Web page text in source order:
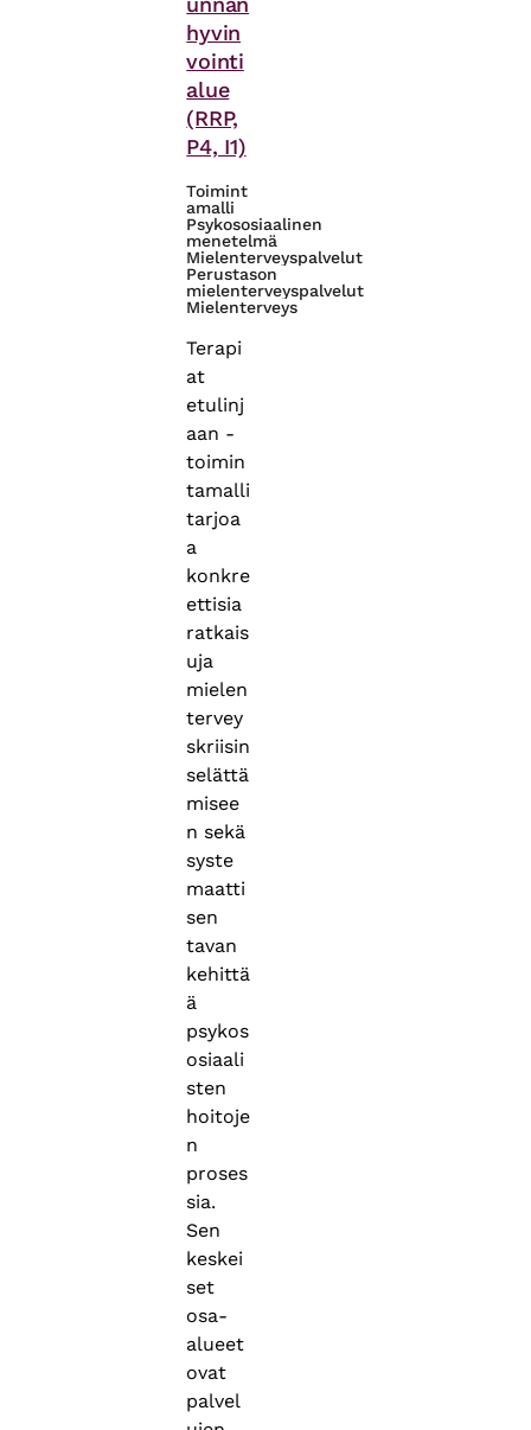
hyvin
vointi
alue
(RRP,
P4, I1)
Toimint
amalli
Psykososiaalinen
menetelmä
Mielenterveyspalvelut
Perustason
mielenterveyspalvelut
Mielenterveys
Terapi
at
etulinj
aan -
toimin
tamalli
tarjoa
a
konkre
ettisia
ratkais
uja
mielen
tervey
skriisin
selättä
misee
n sekä
syste
maatti
sen
tavan
kehittä
ä
psykos
osiaali
sten
hoitoje
n
proses
sia.
Sen
keskei
set
osa-
alueet
ovat
palvel